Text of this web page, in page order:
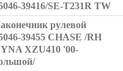
39416/SE-T231R TW
рулевой
39455 CHASE /RH
XZU410 '00-